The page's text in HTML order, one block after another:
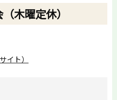
木曜定休）
イト）